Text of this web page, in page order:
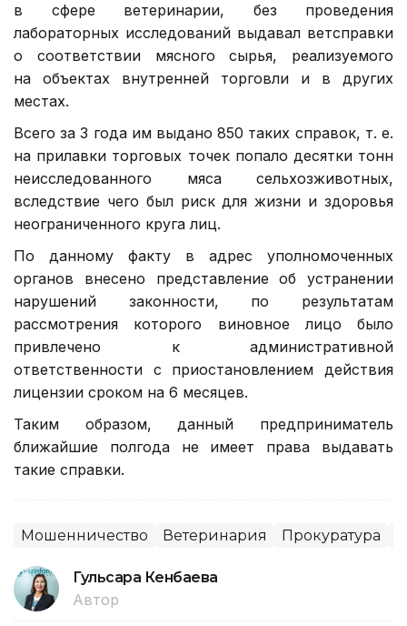
в сфере ветеринарии, без проведения
лабораторных исследований выдавал ветсправки
о соответствии мясного сырья, реализуемого
на объектах внутренней торговли и в других
местах.
Всего за 3 года им выдано 850 таких справок, т. е.
на прилавки торговых точек попало десятки тонн
неисследованного мяса сельхозживотных,
вследствие чего был риск для жизни и здоровья
неограниченного круга лиц.
По данному факту в адрес уполномоченных
органов внесено представление об устранении
нарушений законности, по результатам
рассмотрения которого виновное лицо было
привлечено к административной
ответственности с приостановлением действия
лицензии сроком на 6 месяцев.
Таким образом, данный предприниматель
ближайшие полгода не имеет права выдавать
такие справки.
Мошенничество Ветеринария Прокуратура
Гульсара Кенбаева
Автор